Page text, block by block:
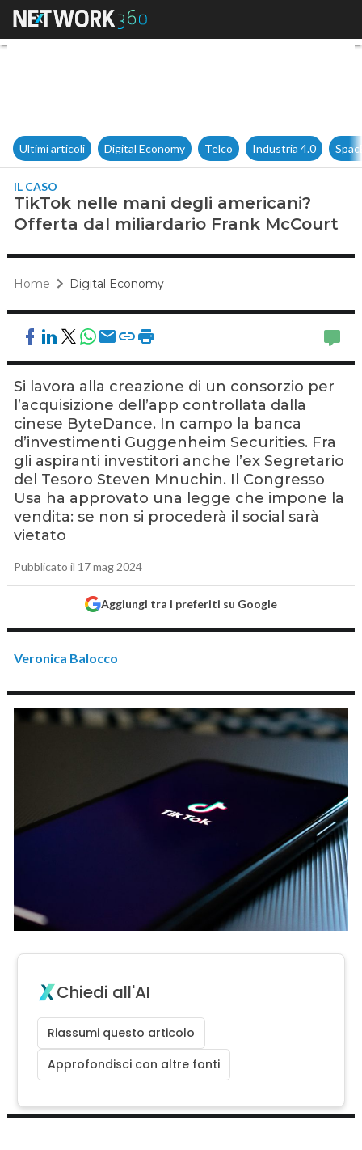
TikTok nelle mani degli
Ultimi articoli Digital Economy Telco Industria 4.0
IL CASO
TikTok nelle mani degli americani?
Offerta dal miliardario Frank McCourt
Home Digital Economy
Si lavora alla creazione di un consorzio per
l’acquisizione dell’app controllata dalla
cinese ByteDance. In campo la banca
d’investimenti Guggenheim Securities. Fra
gli aspiranti investitori anche l’ex Segretario
del Tesoro Steven Mnuchin. Il Congresso
Usa ha approvato una legge che impone la
vendita: se non si procederà il social sarà
vietato
Pubblicato il 17 mag 2024
Aggiungi tra i preferiti su Google
Veronica Balocco
Chiedi all'AI
Riassumi questo articolo
Approfondisci con altre fonti